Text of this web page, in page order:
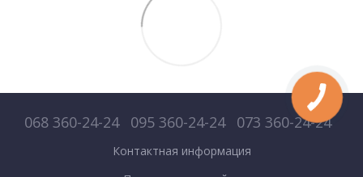
068 360-24-24 095 360-24-24 073 360-24-24
Контактная информация